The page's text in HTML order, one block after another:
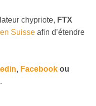
chypriote, FTX
Suisse afin d’étendre
, Facebook ou
.